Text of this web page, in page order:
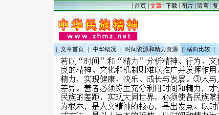
|首页|文章|下载| 图片|留言|
文章首页 中华概况 时间资源和精力资源 | 横向比较